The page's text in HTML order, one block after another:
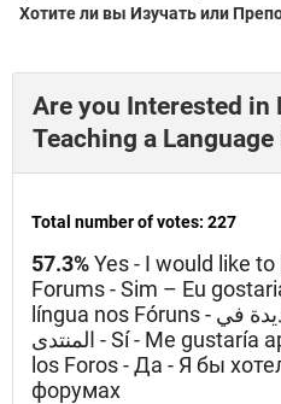
Хотите ли вы Изучать или
Are you Interested in
Teaching a
Total number of votes: 227
57.3%Yes - I would like
Forums - Sim – Eu
língua nos Fóruns - نعم - أرغب بتعلم لغة جديدة في
المنتدى - Sí - Me gustaría aprender un idioma en
los Foros - Да - Я бы
форумах